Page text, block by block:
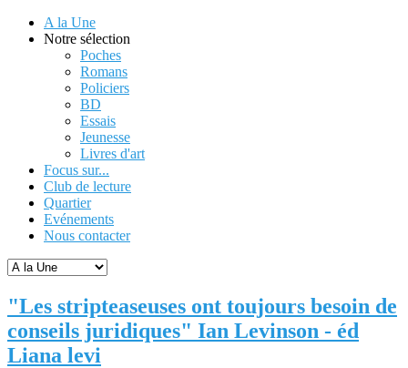
A la Une
Notre sélection
Poches
Romans
Policiers
BD
Essais
Jeunesse
Livres d'art
Focus sur...
Club de lecture
Quartier
Evénements
Nous contacter
"Les stripteaseuses ont toujours besoin de
conseils juridiques" Ian Levinson - éd
Liana levi